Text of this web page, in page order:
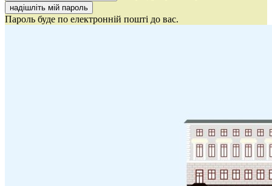
Пароль буде по електронній пошті до вас.